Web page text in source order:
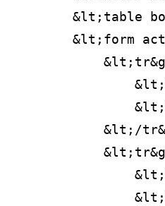
&lt;table
&lt;form
&lt;/